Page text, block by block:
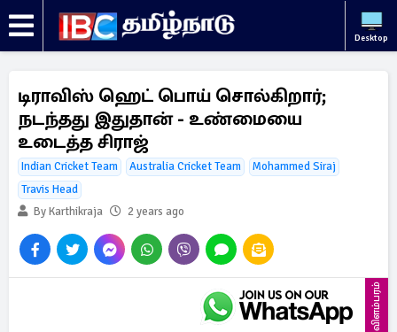
Desktop
டிராவிஸ் ஹெட் பொய் சொல்கிறார்;
நடந்தது இதுதான் - உண்மையை
உடைத்த சிராஜ்
Indian Cricket Team Australia Cricket Team
Mohammed Siraj
Travis Head
By Karthikraja
2 years ago
விளம்பரம்